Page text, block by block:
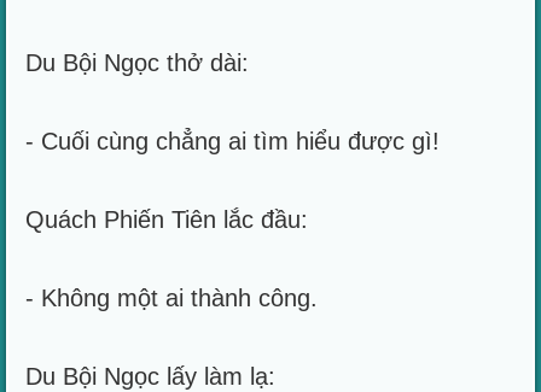
Du Bội Ngọc thở dài:
- Cuối cùng chẳng ai tìm hiểu được gì!
Quách Phiến Tiên lắc đầu:
- Không một ai thành công.
Du Bội Ngọc lấy làm lạ: